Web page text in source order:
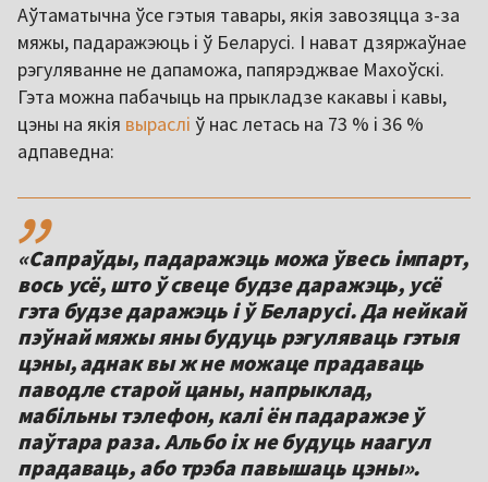
Аўтаматычна ўсе гэтыя тавары, якія завозяцца з-за
мяжы, падаражэюць і ў Беларусі. І нават дзяржаўнае
рэгуляванне не дапаможа, папярэджвае Махоўскі.
Гэта можна пабачыць на прыкладзе какавы і кавы,
цэны на якія выраслі ў нас летась на 73 % і 36 %
адпаведна:
,,
«Сапраўды, падаражэць можа ўвесь імпарт,
вось усё, што ў свеце будзе даражэць, усё
гэта будзе даражэць і ў Беларусі. Да нейкай
пэўнай мяжы яны будуць рэгуляваць гэтыя
цэны, аднак вы ж не можаце прадаваць
паводле старой цаны, напрыклад,
мабільны тэлефон, калі ён падаражэе ў
паўтара раза. Альбо іх не будуць наагул
прадаваць, або трэба павышаць цэны».